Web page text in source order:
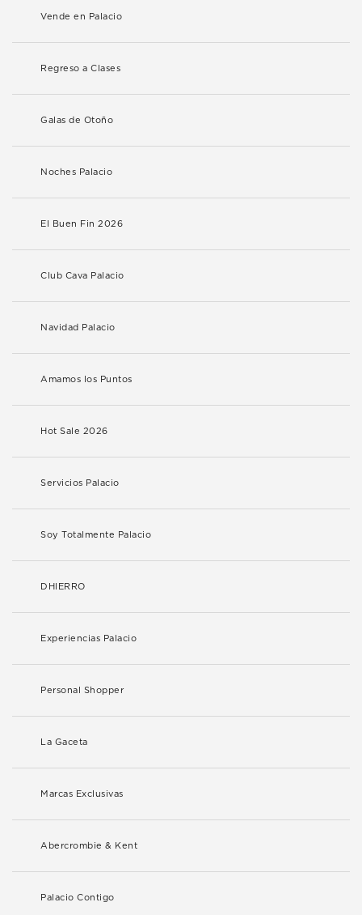
Vende en Palacio
Regreso a Clases
Galas de Otoño
Noches Palacio
El Buen Fin 2026
Club Cava Palacio
Navidad Palacio
Amamos los Puntos
Hot Sale 2026
Servicios Palacio
Soy Totalmente Palacio
DHIERRO
Experiencias Palacio
Personal Shopper
La Gaceta
Marcas Exclusivas
Abercrombie & Kent
Palacio Contigo